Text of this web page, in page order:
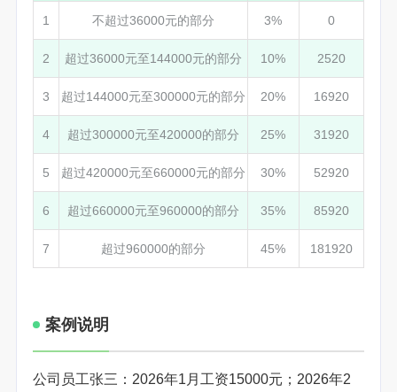
1 不超过36000元的部分 3% 0
2 超过36000元至144000元的部分 10% 2520
3 超过144000元至300000元的部分 20% 16920
4 超过300000元至420000的部分 25% 31920
5 超过420000元至660000元的部分 30% 52920
6 超过660000元至960000的部分 35% 85920
7 超过960000的部分 45% 181920
案例说明
公司员工张三：2026年1月工资15000元；2026年2